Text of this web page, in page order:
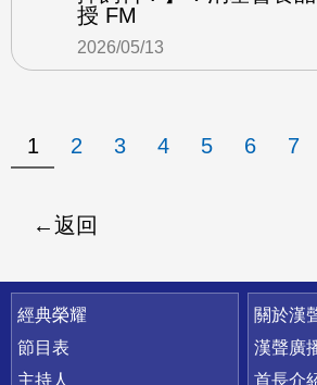
授 FM
2026/05/13
1 2 3 4 5 6 7
返回
快速連結
經典榮耀
節目表
主持人
關於漢
漢聲廣
首長介